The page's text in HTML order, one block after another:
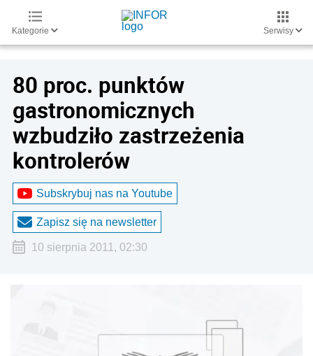
Kategorie Serwisy
80 proc. punktów
gastronomicznych
wzbudziło zastrzeżenia
kontrolerów
Subskrybuj nas na Youtube
Zapisz się na newsletter
10 sierpnia 2011, 02:30